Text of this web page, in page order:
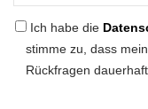
Ich habe die
stimme zu, dass
Rückfragen